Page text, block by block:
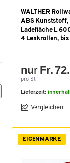
WALTHER
ABS Kunststoff,
Ladefläche L
4 Lenkrollen,
nur Fr.
pro St.
Lieferzeit:
Vergleichen
EIGENMARKE